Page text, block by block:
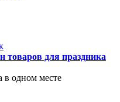
товаров для праздника
в одном месте